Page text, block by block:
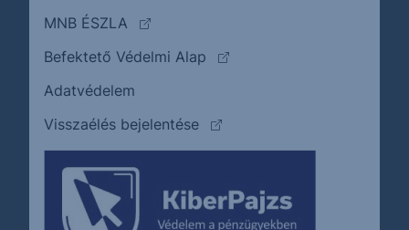
MNB ÉSZLA
(külső oldalra ugrik)
Befektető Védelmi Alap
(külső oldalra ugrik)
Adatvédelem
Visszaélés bejelentése
(külső oldalra ugrik)